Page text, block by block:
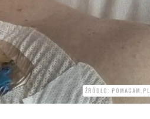
ŹRÓDŁO: POMAGAM.PL